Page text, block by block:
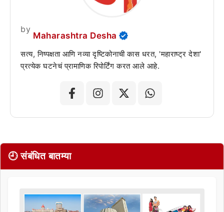
by
Maharashtra Desha
सत्य, निष्पक्षता आणि नव्या दृष्टिकोनाची कास धरत, 'महाराष्ट्र देशा'
प्रत्येक घटनेचं प्रामाणिक रिपोर्टिंग करत आले आहे.
🕘 संबंधित बातम्या